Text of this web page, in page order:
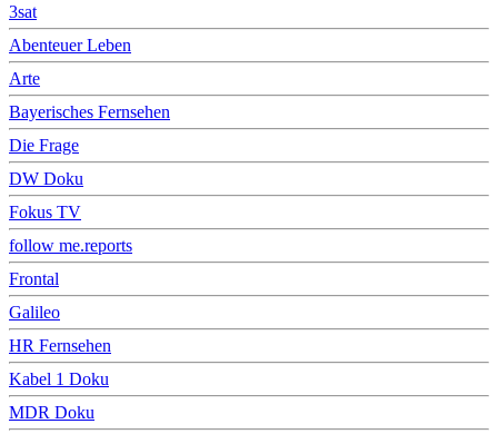
3sat
Abenteuer Leben
Arte
Bayerisches Fernsehen
Die Frage
DW Doku
Fokus TV
follow me.reports
Frontal
Galileo
HR Fernsehen
Kabel 1 Doku
MDR Doku